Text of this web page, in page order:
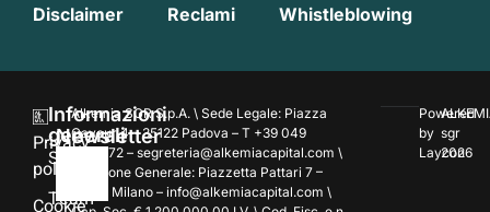
Disclaimer Reclami Whistleblowing
Privacy
policy
Cookie
Informazioni
generali
Società
Team
Newsletter
Alkemia SGR S.p.A. \ Sede Legale: Piazza
Cavour 4 – 35122 Padova – T +39 049
7354172 – segreteria@alkemiacapital.com \
Direzione Generale: Piazzetta Pattari 7 –
20122 Milano – info@alkemiacapital.com \
Powered
by
Laycon
sgr
2026